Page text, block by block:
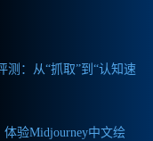
测：从“抓取”到“认知速
验Midjourney中文绘